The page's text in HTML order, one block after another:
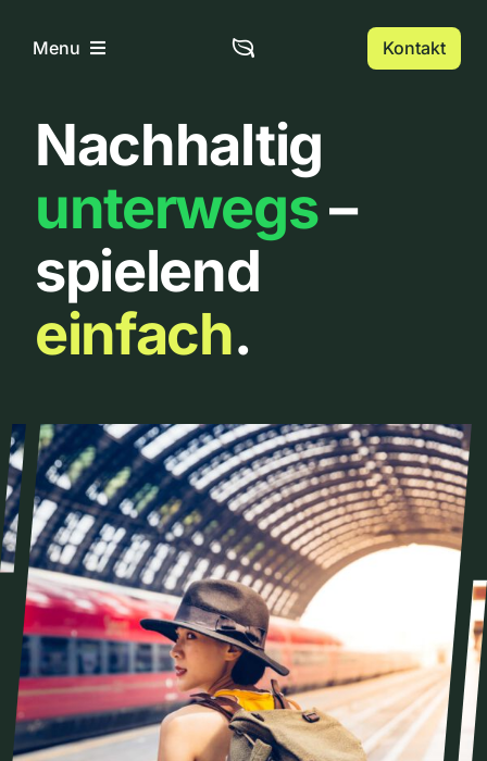
InhaltMenu
Home
Über uns
Urbanlist
Kontakt
Nachhaltig
unterwegs–
spielend
einfach.